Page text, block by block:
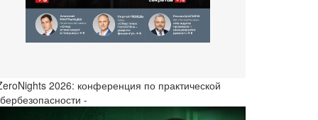
2026: конференция по практической
-